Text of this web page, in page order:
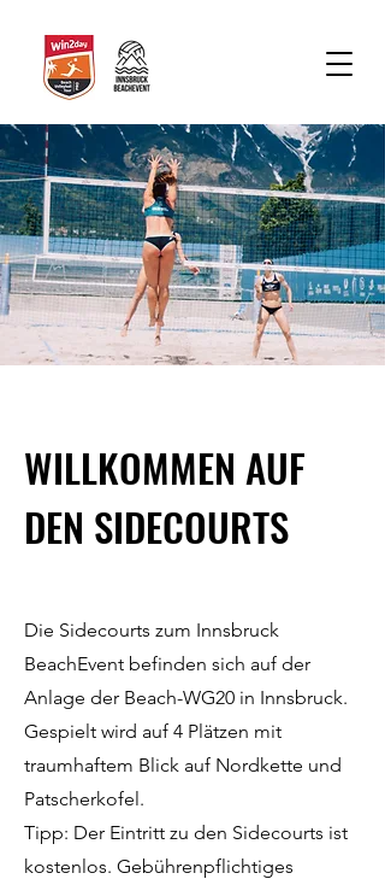
WILLKOMMEN AUF
DEN SIDECOURTS
Die Sidecourts zum Innsbruck
BeachEvent befinden sich auf der
Anlage der Beach-WG20 in Innsbruck.
Gespielt wird auf 4 Plätzen mit
traumhaftem Blick auf Nordkette und
Patscherkofel.
Tipp: Der Eintritt zu den Sidecourts ist
kostenlos. Gebührenpflichtiges